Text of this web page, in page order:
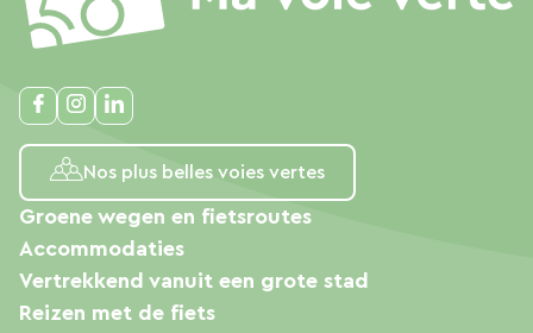
Nos plus belles voies vertes
Groene wegen en fietsroutes
Accommodaties
Vertrekkend vanuit een grote stad
Reizen met de fiets